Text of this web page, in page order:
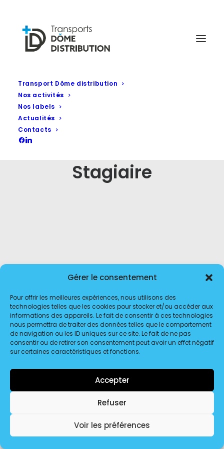
Gérer le consentement
Pour offrir les meilleures expériences, nous utilisons des
technologies telles que les cookies pour stocker et/ou accéder aux
informations des appareils. Le fait de consentir à ces technologies
nous permettra de traiter des données telles que le comportement
de navigation ou les ID uniques sur ce site. Le fait de ne pas
consentir ou de retirer son consentement peut avoir un effet négatif
sur certaines caractéristiques et fonctions.
Accepter
Refuser
Voir les préférences
Transport Dôme distribution
Nos activités
Nos labels
Actualités
Contacts
Stagiaire